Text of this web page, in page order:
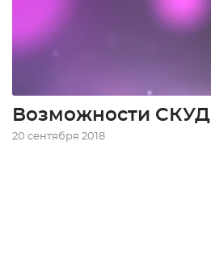
Возможности СКУД
20 сентября 2018